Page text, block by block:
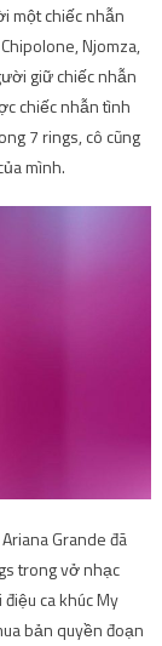
một chiếc nhẫn
Njomza,
giữ chiếc nhẫn
chiếc nhẫn tình
7 rings, cô cũng
mình.
Grande đã
trong vở nhạc
ca khúc My
bản quyền đoạn